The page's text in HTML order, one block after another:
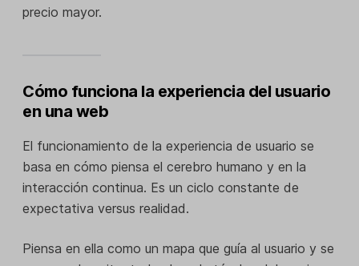
precio mayor.
Cómo funciona la experiencia del usuario
en una web
El funcionamiento de la experiencia de usuario se
basa en cómo piensa el cerebro humano y en la
interacción continua. Es un ciclo constante de
expectativa versus realidad.
Piensa en ella como un mapa que guía al usuario y se